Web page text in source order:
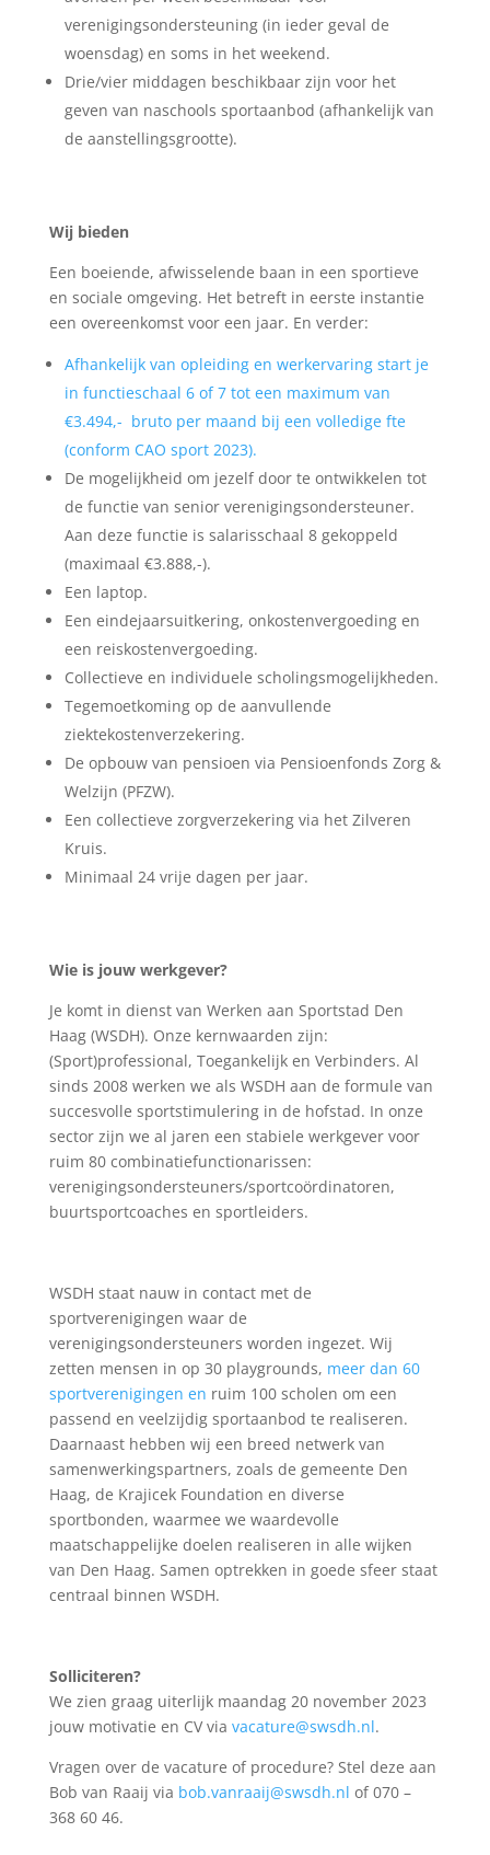
verenigingsondersteuning (in ieder geval de
woensdag) en soms in het weekend.
Drie/vier middagen beschikbaar zijn voor het
geven van naschools sportaanbod (afhankelijk van
de aanstellingsgrootte).
Wij bieden
Een boeiende, afwisselende baan in een sportieve
en sociale omgeving. Het betreft in eerste instantie
een overeenkomst voor een jaar. En verder:
Afhankelijk van opleiding en werkervaring start je
in functieschaal 6 of 7 tot een maximum van
€3.494,- bruto per maand bij een volledige fte
(conform CAO sport 2023).
De mogelijkheid om jezelf door te ontwikkelen tot
de functie van senior verenigingsondersteuner.
Aan deze functie is salarisschaal 8 gekoppeld
(maximaal €3.888,-).
Een laptop.
Een eindejaarsuitkering, onkostenvergoeding en
een reiskostenvergoeding.
Collectieve en individuele scholingsmogelijkheden.
Tegemoetkoming op de aanvullende
ziektekostenverzekering.
De opbouw van pensioen via Pensioenfonds Zorg &
Welzijn (PFZW).
Een collectieve zorgverzekering via het Zilveren
Kruis.
Minimaal 24 vrije dagen per jaar.
Wie is jouw werkgever?
Je komt in dienst van Werken aan Sportstad Den
Haag (WSDH). Onze kernwaarden zijn:
(Sport)professional, Toegankelijk en Verbinders. Al
sinds 2008 werken we als WSDH aan de formule van
succesvolle sportstimulering in de hofstad. In onze
sector zijn we al jaren een stabiele werkgever voor
ruim 80 combinatiefunctionarissen:
verenigingsondersteuners/sportcoördinatoren,
buurtsportcoaches en sportleiders.
WSDH staat nauw in contact met de
sportverenigingen waar de
verenigingsondersteuners worden ingezet. Wij
zetten mensen in op 30 playgrounds, meer dan 60
sportverenigingen en ruim 100 scholen om een
passend en veelzijdig sportaanbod te realiseren.
Daarnaast hebben wij een breed netwerk van
samenwerkingspartners, zoals de gemeente Den
Haag, de Krajicek Foundation en diverse
sportbonden, waarmee we waardevolle
maatschappelijke doelen realiseren in alle wijken
van Den Haag. Samen optrekken in goede sfeer staat
centraal binnen WSDH.
Solliciteren?
We zien graag uiterlijk maandag 20 november 2023
jouw motivatie en CV via vacature@swsdh.nl.
Vragen over de vacature of procedure? Stel deze aan
Bob van Raaij via bob.vanraaij@swsdh.nl of 070 –
368 60 46.